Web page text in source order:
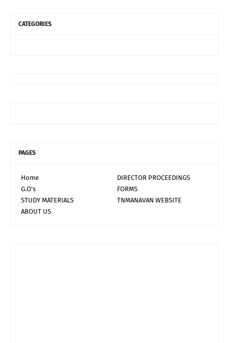
CATEGORIES
PAGES
Home
DIRECTOR PROCEEDINGS
G.O's
FORMS
STUDY MATERIALS
TNMANAVAN WEBSITE
ABOUT US